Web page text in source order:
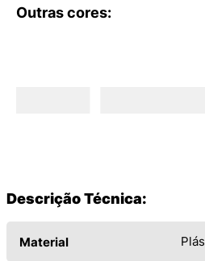
Outras cores:
Descrição Técnica:
Material